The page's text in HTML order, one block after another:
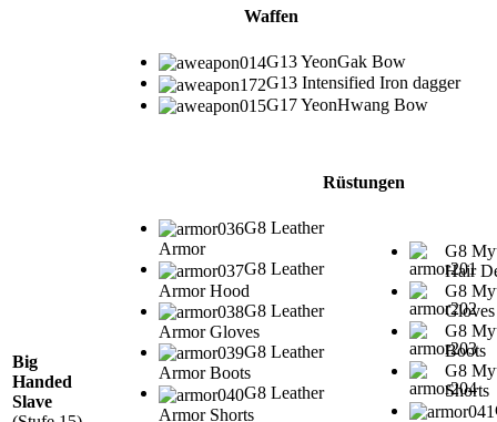
Big
Handed
Slave
Waffen
G13 YeonGak Bow
G13 Intensified Iron dagger
G17 YeonHwang Bow
Rüstungen
G8 Leather
Armor
G8 Leather
Armor Hood
G8 Leather
Armor Gloves
G8 Leather
Armor Boots
G8 Leather
Armor Shorts
G8
Hair
G8
Gloves
G8
Boots
G8
Shorts